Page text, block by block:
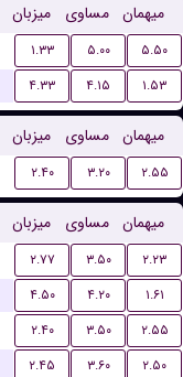
میزبان مساوی میهمان
۱.۳۳ ۵.۰۰
۵.۵۰
۴.۳۳ ۴.۱۵ ۱.۵۳
میزبان مساوی میهمان
۲.۴۰ ۳.۲۰ ۲.۵۵
میزبان مساوی میهمان
۲.۷۷ ۳.۵۰
۲.۲۳
۴.۵۰ ۴.۲۰
۱.۶۱
۲.۴۰ ۳.۵۰
۲.۵۵
۲.۴۵ ۳.۶۰
۲.۵۰